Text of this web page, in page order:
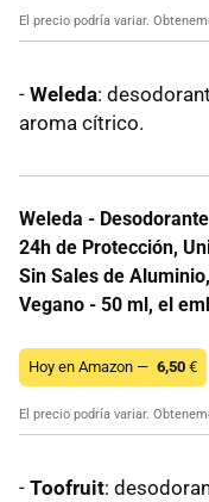
El precio podría variar.
- Weleda:
aroma cítrico.
Weleda -
24h de Protección,
Sin Sales de
Vegano - 50 ml, el
Hoy en Amazon — 6,50 €
El precio podría variar.
- Toofruit: